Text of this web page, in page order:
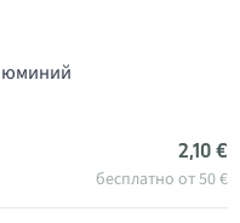
2,10 €
бесплатно от 50 €